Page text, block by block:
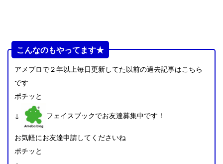
こんなのもやってます★
アメブロで２年以上毎日更新してた以前の過去記事はこちら
です
ポチッと
↓
フェイスブックでお友達募集中です！
お気軽にお友達申請してくださいね
ポチッと